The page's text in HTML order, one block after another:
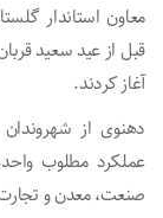
معاون استاندار
قبل از عید سعید
آغاز کردند.
دهنوی از
صنعت، معدن و تجارت و ۱۳۵ تعزیرات حکومتی